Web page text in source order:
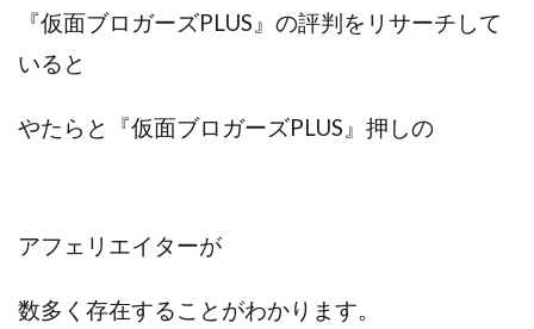
『仮面ブロガーズPLUS』の評判をリサーチして
いると
やたらと『仮面ブロガーズPLUS』押しの
アフェリエイターが
数多く 存在することがわかります。